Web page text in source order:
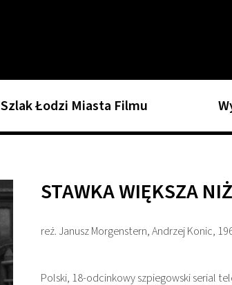
Szlak Łodzi Miasta Filmu
STAWKA WIĘKSZA
reż. Janusz Morgenstern, Andrzej Konic,
Polski, 18-odcinkowy szpiegowski serial